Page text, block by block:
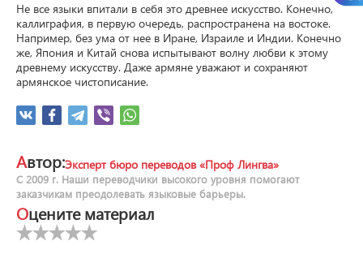
Не все языки впитали в себя это древнее искусство. Конечно,
каллиграфия, в первую очередь, распространена на востоке.
Например, без ума от нее в Иране, Израиле и Индии. Конечно
же, Япония и Китай снова испытывают волну любви к этому
древнему искусству. Даже армяне уважают и сохраняют
армянское чистописание.
Автор:Эксперт бюро переводов «Проф Лингва»
С 2009 г. Наши переводчики высокого уровня помогают
заказчикам преодолевать языковые барьеры.
Оцените материал